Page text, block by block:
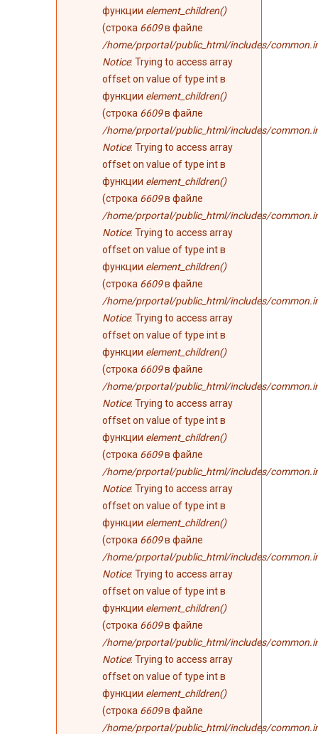
функции element_children()
(строка 6609в файле
/home/prportal/public_html/includes/
Notice: Trying to access array
offset on value of type int в
функции element_children()
(строка 6609в файле
/home/prportal/public_html/includes/
Notice: Trying to access array
offset on value of type int в
функции element_children()
(строка 6609в файле
/home/prportal/public_html/includes/
Notice: Trying to access array
offset on value of type int в
функции element_children()
(строка 6609в файле
/home/prportal/public_html/includes/
Notice: Trying to access array
offset on value of type int в
функции element_children()
(строка 6609в файле
/home/prportal/public_html/includes/
Notice: Trying to access array
offset on value of type int в
функции element_children()
(строка 6609в файле
/home/prportal/public_html/includes/
Notice: Trying to access array
offset on value of type int в
функции element_children()
(строка 6609в файле
/home/prportal/public_html/includes/
Notice: Trying to access array
offset on value of type int в
функции element_children()
(строка 6609в файле
/home/prportal/public_html/includes/
Notice: Trying to access array
offset on value of type int в
функции element_children()
(строка 6609в файле
/home/prportal/public_html/includes/